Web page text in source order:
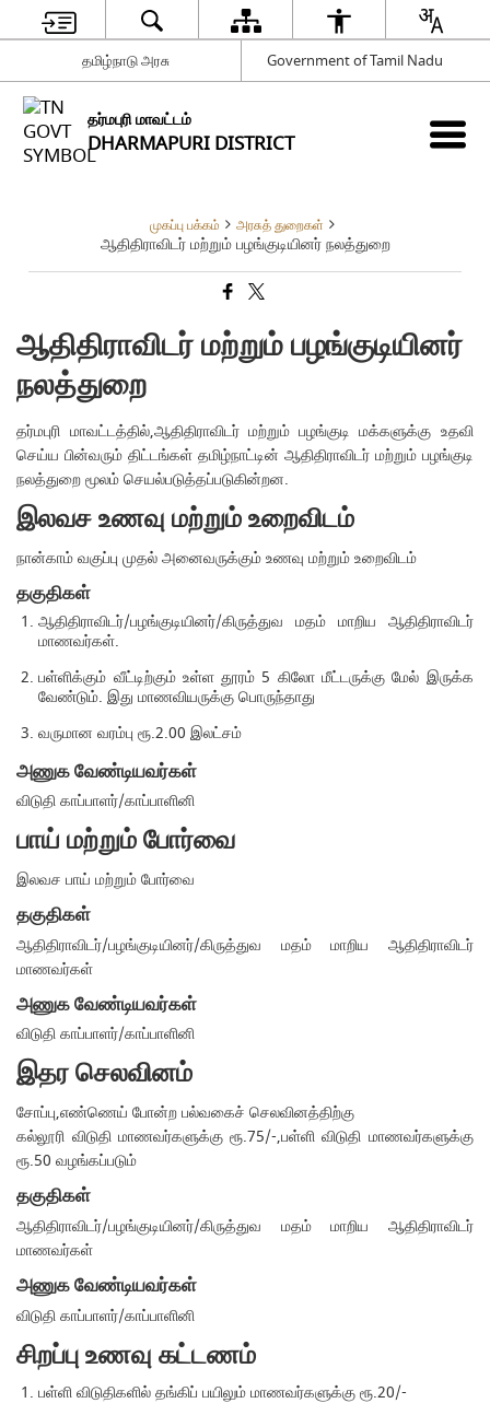
தமிழ்நாடு அரசு Government of Tamil Nadu
தர்மபுரி மாவட்டம்
DHARMAPURI DISTRICT
முகப்பு பக்கம் அரசுத் துறைகள்
ஆதிதிராவிடர் மற்றும் பழங்குடியினர் நலத்துறை
ஆதிதிராவிடர் மற்றும் பழங்குடியினர்
நலத்துறை
தர்மபுரி மாவட்டத்தில்,ஆதிதிராவிடர் மற்றும் பழங்குடி மக்களுக்கு உதவி
செய்ய பின்வரும் திட்டங்கள் தமிழ்நாட்டின் ஆதிதிராவிடர் மற்றும் பழங்குடி
நலத்துறை மூலம் செயல்படுத்தப்படுகின்றன.
இலவச உணவு மற்றும் உறைவிடம்
நான்காம் வகுப்பு முதல் அனைவருக்கும் உணவு மற்றும் உறைவிடம்
தகுதிகள்
ஆதிதிராவிடர்/பழங்குடியினர்/கிருத்துவ மதம் மாறிய ஆதிதிராவிடர்
மாணவர்கள்.
பள்ளிக்கும் வீட்டிற்கும் உள்ள தூரம் 5 கிலோ மீட்டருக்கு மேல் இருக்க
வேண்டும். இது மாணவியருக்கு பொருந்தாது
வருமான வரம்பு ரூ.2.00 இலட்சம்
அணுக வேண்டியவர்கள்
விடுதி காப்பாளர்/காப்பாளினி
பாய் மற்றும் போர்வை
இலவச பாய் மற்றும் போர்வை
தகுதிகள்
ஆதிதிராவிடர்/பழங்குடியினர்/கிருத்துவ மதம் மாறிய ஆதிதிராவிடர்
மாணவர்கள்
அணுக வேண்டியவர்கள்
விடுதி காப்பாளர்/காப்பாளினி
இதர செலவினம்
சோப்பு,எண்ணெய் போன்ற பல்வகைச் செலவினத்திற்கு
கல்லூரி விடுதி மாணவர்களுக்கு ரூ.75/-,பள்ளி விடுதி மாணவர்களுக்கு
ரூ.50 வழங்கப்படும்
தகுதிகள்
ஆதிதிராவிடர்/பழங்குடியினர்/கிருத்துவ மதம் மாறிய ஆதிதிராவிடர்
மாணவர்கள்
அணுக வேண்டியவர்கள்
விடுதி காப்பாளர்/காப்பாளினி
சிறப்பு உணவு கட்டணம்
பள்ளி விடுதிகளில் தங்கிப் பயிலும் மாணவர்களுக்கு ரூ.20/-